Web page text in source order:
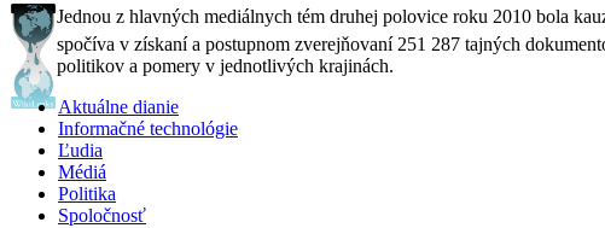
Jednou z hlavných mediálnych tém druhej polovice roku 2010 bola
spočíva v získaní a postupnom zverejňovaní 251 287 tajných
politikov a pomery v jednotlivých krajinách.
Aktuálne dianie
Informačné technológie
Ľudia
Médiá
Politika
Spoločnosť